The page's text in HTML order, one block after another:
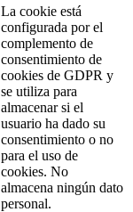
La cookie está
configurada por el
complemento de
consentimiento de
cookies de GDPR y
se utiliza para
almacenar si el
usuario ha dado su
consentimiento o no
para el uso de
cookies. No
almacena ningún dato
personal.